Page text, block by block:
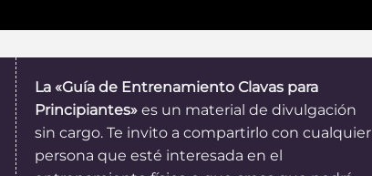
La «Guía de Entrenamiento Clavas para
Principiantes» es un material de divulgación
sin cargo. Te invito a compartirlo con cualquier
persona que esté interesada en el